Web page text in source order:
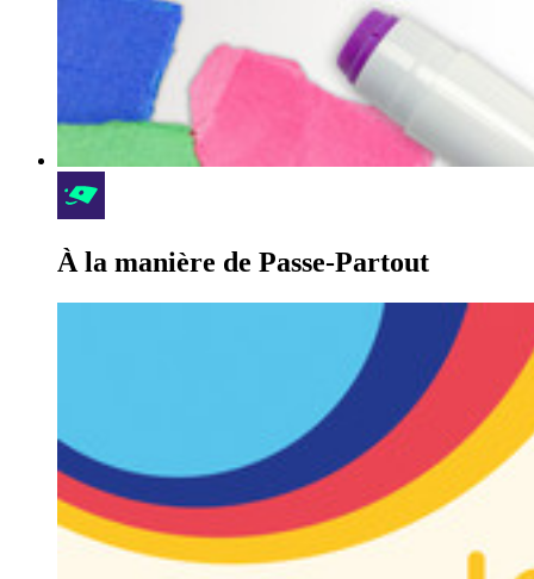
À la manière de Passe-Partout